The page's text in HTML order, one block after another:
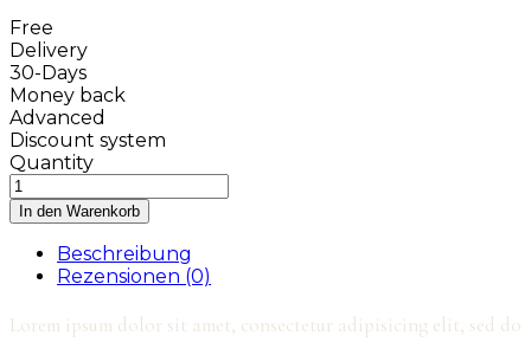
Free
Delivery
30-Days
Money back
Advanced
Discount system
Quantity
In den Warenkorb
Beschreibung
Rezensionen (0)
Lorem ipsum dolor sit amet, consectetur adipisicing elit, sed do